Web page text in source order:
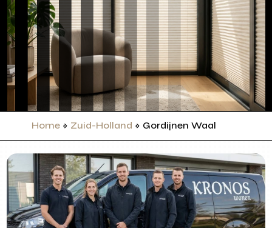
Home » Zuid-Holland » Gordijnen Waal